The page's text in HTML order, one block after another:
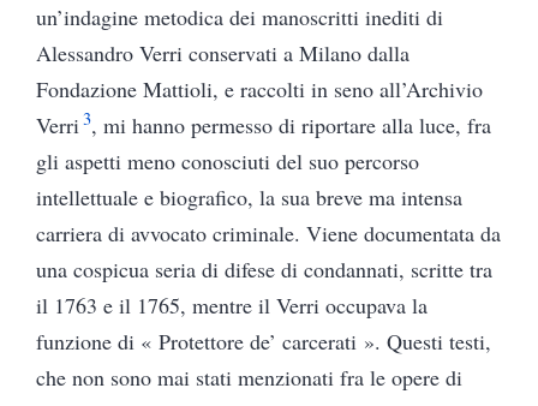
un’indagine metodica dei manoscritti inediti di
Alessandro Verri conservati a Milano dalla
Fondazione Mattioli, e raccolti in seno all’Archivio
Verri3, mi hanno permesso di riportare alla luce, fra
gli aspetti meno conosciuti del suo percorso
intellettuale e biografico, la sua breve ma intensa
carriera di avvocato criminale. Viene documentata da
una cospicua seria di difese di condannati, scritte tra
il 1763 e il 1765, mentre il Verri occupava la
funzione di « Protettore de’ carcerati ». Questi testi,
che non sono mai stati menzionati fra le opere di